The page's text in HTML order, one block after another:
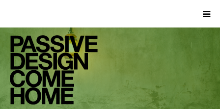
HOME
WORKS
COMPANY